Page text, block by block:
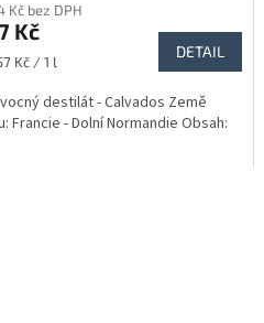
Kč bez DPH
Kč
Kč / 1 l
DETAIL
destilát - Calvados Země
Francie - Dolní Normandie Obsah: